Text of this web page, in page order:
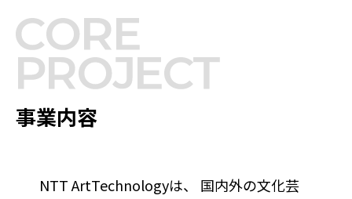
事業内容
NTT ArtTechnologyは、
国内外の文化芸